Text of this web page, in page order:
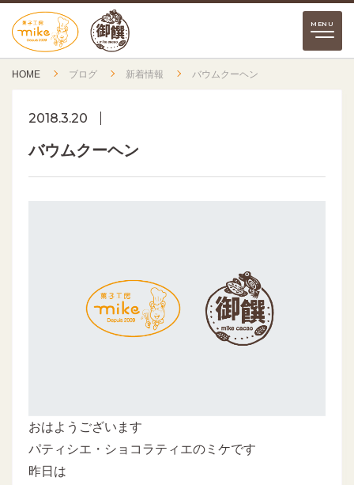
HOME ブログ 新着情報 バウムクーヘン
2018.3.20
バウムクーヘン
おはようございます
パティシエ・ショコラティエのミケです
昨日は